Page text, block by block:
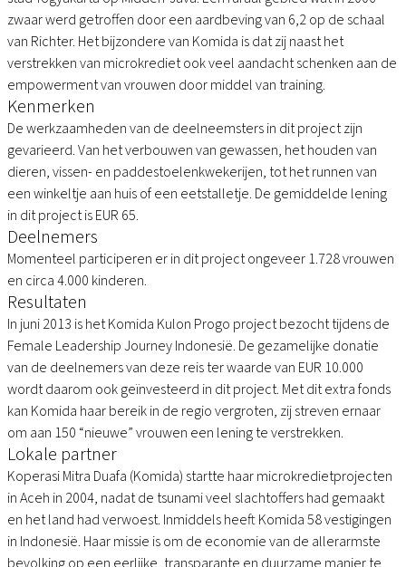
zwaar werd getroffen door een aardbeving van 6,2 op de schaal
van Richter. Het bijzondere van Komida is dat zij naast het
verstrekken van microkrediet ook veel aandacht schenken aan de
empowerment van vrouwen door middel van training.
Kenmerken
De werkzaamheden van de deelneemsters in dit project zijn
gevarieerd. Van het verbouwen van gewassen, het houden van
dieren, vissen- en paddestoelenkwekerijen, tot het runnen van
een winkeltje aan huis of een eetstalletje. De gemiddelde lening
in dit project is EUR 65.
Deelnemers
Momenteel participeren er in dit project ongeveer 1.728 vrouwen
en circa 4.000 kinderen.
Resultaten
In juni 2013 is het Komida Kulon Progo project bezocht tijdens de
Female Leadership Journey Indonesië. De gezamelijke donatie
van de deelnemers van deze reis ter waarde van EUR 10.000
wordt daarom ook geïnvesteerd in dit project. Met dit extra fonds
kan Komida haar bereik in de regio vergroten, zij streven ernaar
om aan 150 “nieuwe” vrouwen een lening te verstrekken.
Lokale partner
Koperasi Mitra Duafa (Komida) startte haar microkredietprojecten
in Aceh in 2004, nadat de tsunami veel slachtoffers had gemaakt
en het land had verwoest. Inmiddels heeft Komida 58 vestigingen
in Indonesië. Haar missie is om de economie van de allerarmste